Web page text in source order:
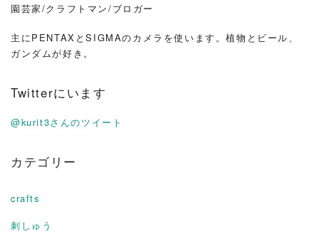
園芸家/クラフトマン/ブロガー
主にPENTAXとSIGMAのカメラを使います。植物とビール、
ガンダムが好き。
Twitterにいます
@kurit3さんのツイート
カテゴリー
crafts
刺しゅう